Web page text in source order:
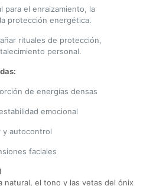
para el enraizamiento, la
protección energética.
rituales de protección,
personal.
de energías densas
emocional
y autocontrol
faciales
natural, el tono y las vetas del ónix